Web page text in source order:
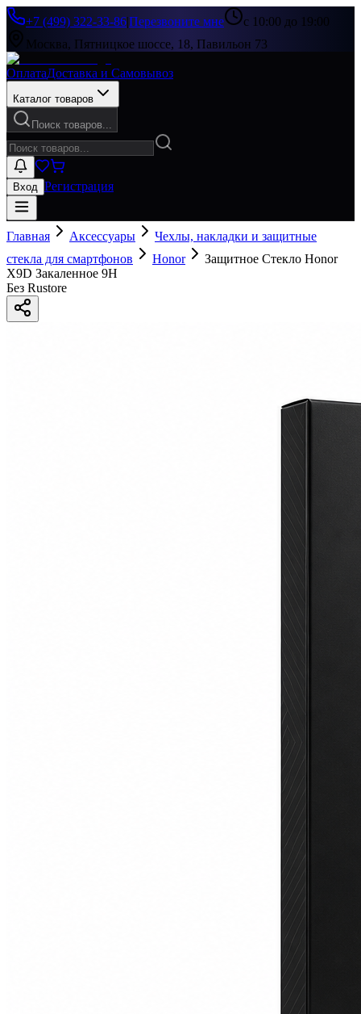
+7 (499) 322-33-86|Перезвоните мне
с 10:00 до 19:00
Москва, Пятницкое шоссе, 18, Павильон 73
ОплатаДоставка и Самовывоз
Каталог товаров
Поиск товаров...
Вход Регистрация
Главная Аксессуары
Чехлы, накладки и защитные
стекла для смартфонов
Honor
Защитное Стекло Honor
X9D Закаленное 9H
Без Rustore